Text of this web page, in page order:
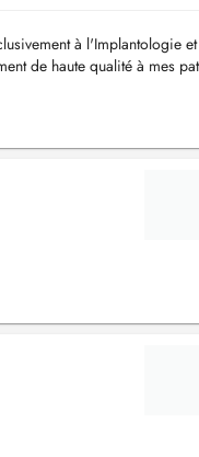
à l'Implantologie
de haute qualité à mes